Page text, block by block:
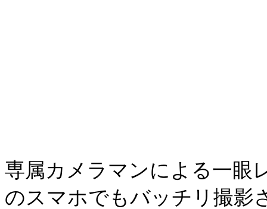
専属カメラマンによる一眼
のスマホでもバッチリ撮影